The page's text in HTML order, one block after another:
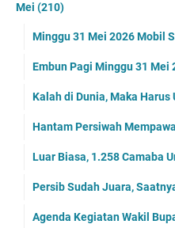
Mei (210)
Minggu 31 Mei 2026 Mobil
Embun Pagi Minggu 31
Kalah di Dunia, Maka Harus
Hantam Persiwah
Luar Biasa, 1.258 Camaba
Persib Sudah Juara,
Agenda Kegiatan Wakil